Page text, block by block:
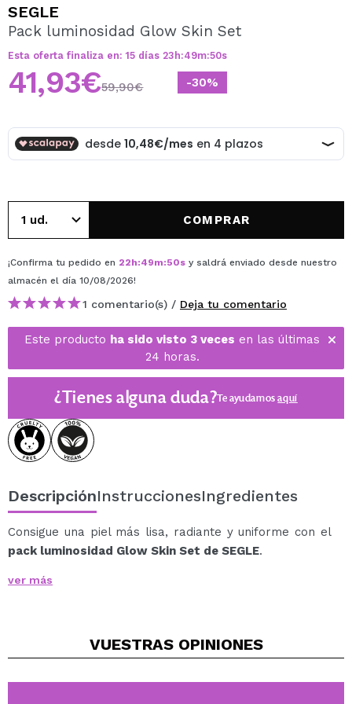
Al crear una cuenta en Maquillalia.com podrás realizar
tus compras rápidamente, revisar el estado de tus
SEGLE
Pack luminosidad Glow Skin Set
Esta oferta finaliza en: 15 días 23 h:49m:50s
-30%
41,93€59,90€
COMPRAR
¡Confirma tu pedido en 22h:49m:50s y saldrá enviado desde nuestro
almacén el día 10/08/2026!
1 comentario(s) / Deja tu comentario
Este producto ha sido visto 3 veces en las últimas
24 horas.
¿Tienes alguna duda?Te ayudamosaquí
DescripciónInstruccionesIngredientes
Consigue una piel más lisa, radiante y uniforme con el
pack luminosidad Glow Skin Set de SEGLE.
la vitamina C por la mañana y la acción exfoliante del
piel desde el primer uso.
1 xSérum Vital C(30 ml): Aporta luminosidad
ver más
VUESTRAS OPINIONES